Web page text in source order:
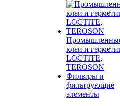
клеи и
LOCTITE,
TEROSON
Фильтры и
фильтрующие
элементы